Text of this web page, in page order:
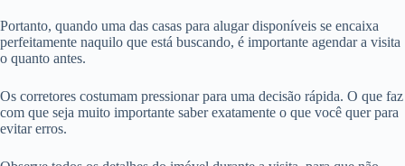
Portanto, quando uma das casas para alugar disponíveis se encaixa
perfeitamente naquilo que está buscando, é importante agendar a visita
o quanto antes.
Os corretores costumam pressionar para uma decisão rápida. O que faz
com que seja muito importante saber exatamente o que você quer para
evitar erros.